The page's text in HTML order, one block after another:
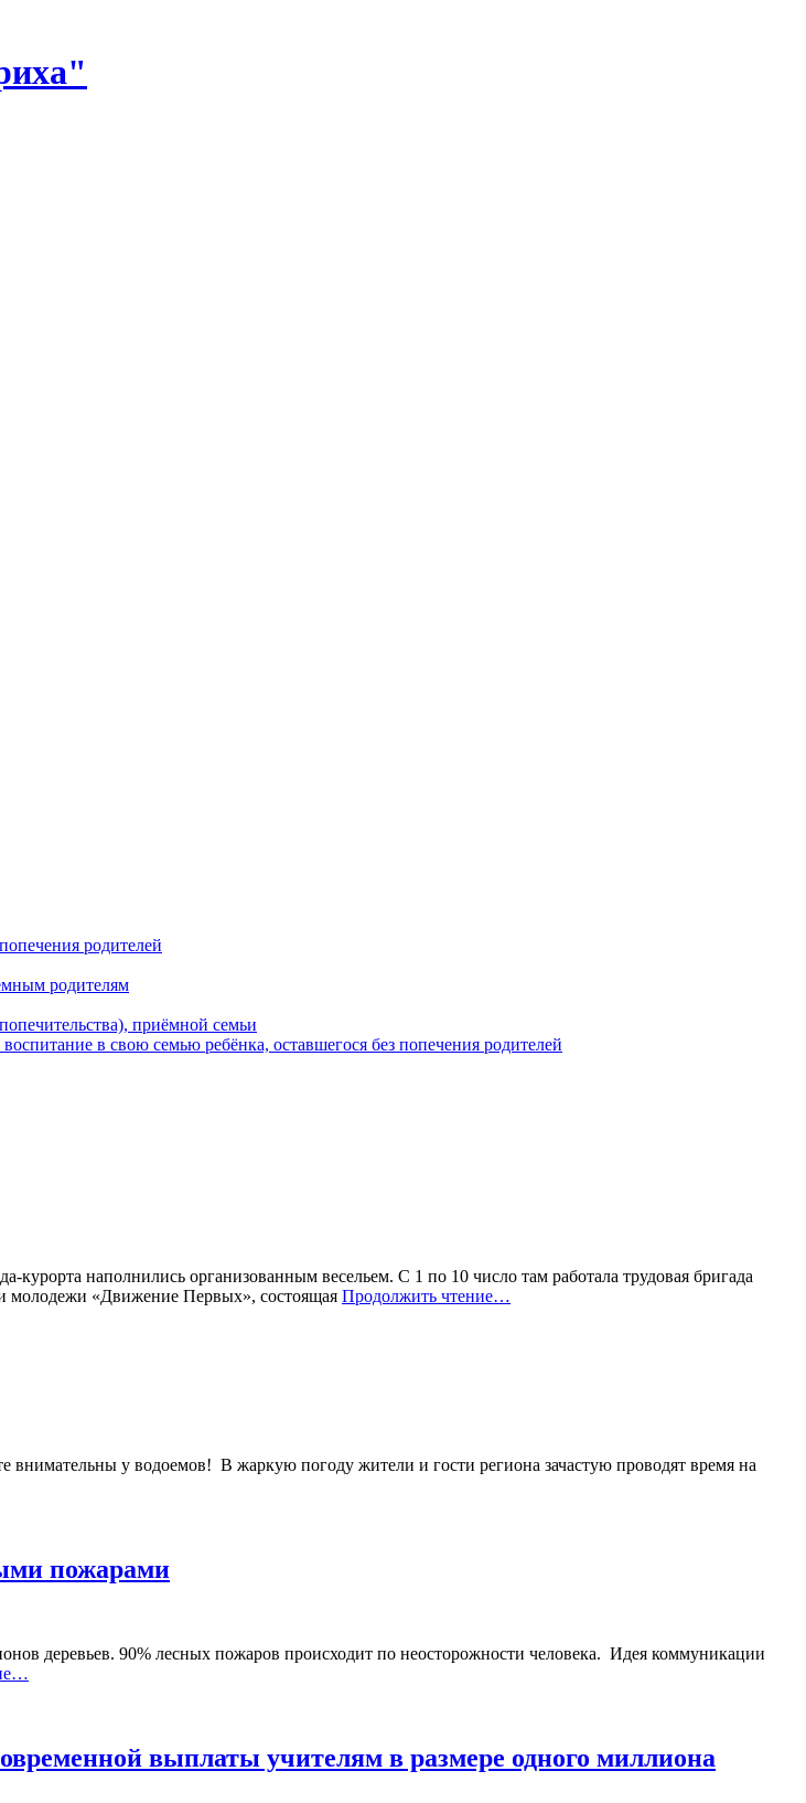
родителей
родителям
приёмной семьи
в свою семью ребёнка, оставшегося без попечения родителей
наполнились организованным весельем. С 1 по 10 число там работала трудовая бригада
молодежи «Движение Первых», состоящая Продолжить чтение…
у водоемов! ⁣ В жаркую погоду жители и гости региона зачастую проводят время на
пожарами
деревьев. 90% лесных пожаров происходит по неосторожности человека. ⁣ Идея коммуникации
выплаты учителям в размере одного миллиона